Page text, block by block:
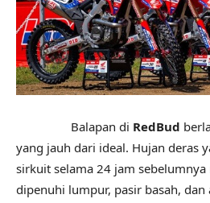
Balapan di RedBud
yang jauh dari ideal. Hujan deras
sirkuit selama 24 jam
dipenuhi lumpur, pasir basah,